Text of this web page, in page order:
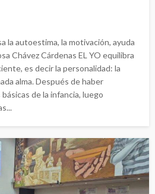
la autoestima, la motivación, ayuda
Chávez Cárdenas EL YO equilibra
es decir la personalidad: la
alma. Después de haber
de la infancia, luego